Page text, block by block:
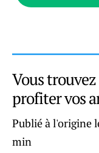
Vous
profiter vos
Publié à l'origine
min